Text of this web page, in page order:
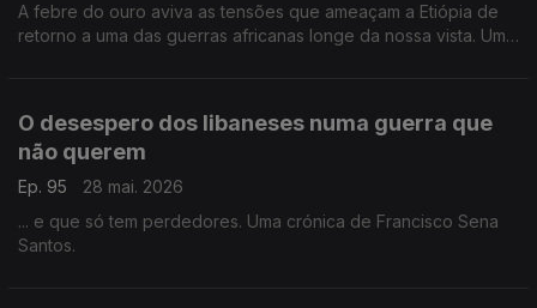
A febre do ouro aviva as tensões que ameaçam a Etiópia de
retorno a uma das guerras africanas longe da nossa vista. Uma
O desespero dos libaneses numa guerra que
não querem
Ep. 95
28 mai. 2026
... e que só tem perdedores. Uma crónica de Francisco Sena
Santos.